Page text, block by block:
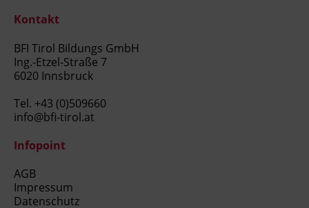
Kontakt
BFI Tirol Bildungs GmbH
Ing.-Etzel-Straße 7
6020 Innsbruck
Tel. +43 (0)509660
info@bfi-tirol.at
Infopoint
AGB
Impressum
Datenschutz